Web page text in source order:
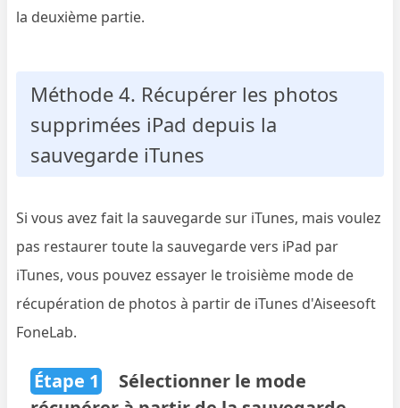
la deuxième partie.
Méthode 4. Récupérer les photos
supprimées iPad depuis la
sauvegarde iTunes
Si vous avez fait la sauvegarde sur iTunes, mais voulez
pas restaurer toute la sauvegarde vers iPad par
iTunes, vous pouvez essayer le troisième mode de
récupération de photos à partir de iTunes d'Aiseesoft
FoneLab.
Étape 1
Sélectionner le mode